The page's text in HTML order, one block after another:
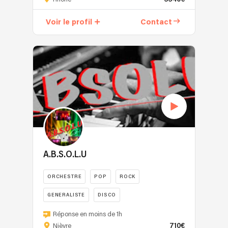
équipe
des
professionnels
passionnés
ayant
une
grande
expérience
de
l'évènementiel.
Ils
tout
leur
savoir-
pour
Voir le profil Contact
A.B.S.O.L.U
ORCHESTRE POP ROCK
GENERALISTE DISCO
c'est
en
Réponse en moins de 1h
Nièvre
710€